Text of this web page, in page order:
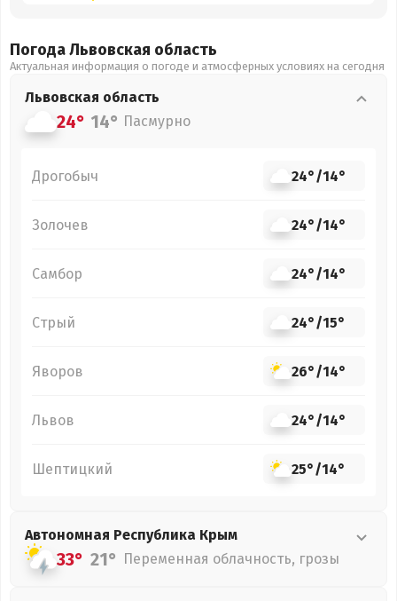
Погода Львовская область
Актуальная информация о погоде и атмосферных условиях на сегодня
Львовская область
24° 14° Пасмурно
Дрогобыч 24°/14°
Золочев 24°/14°
Самбор 24°/14°
Стрый 24°/15°
Яворов 26°/14°
Львов 24°/14°
Шептицкий 25°/14°
Автономная Республика Крым
33° 21° Переменная облачность, грозы